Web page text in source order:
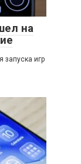
на
запуска игр